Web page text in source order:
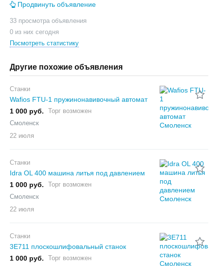
Продвинуть объявление
33 просмотра объявления
0 из них сегодня
Посмотреть статистику
Другие похожие объявления
Станки
Wafios FTU-1 пружинонавивочный автомат
1 000 руб.
Торг возможен
Смоленск
22 июля
Станки
Idra OL 400 машина литья под давлением
1 000 руб.
Торг возможен
Смоленск
22 июля
Станки
3Е711 плоскошлифовальный станок
1 000 руб.
Торг возможен